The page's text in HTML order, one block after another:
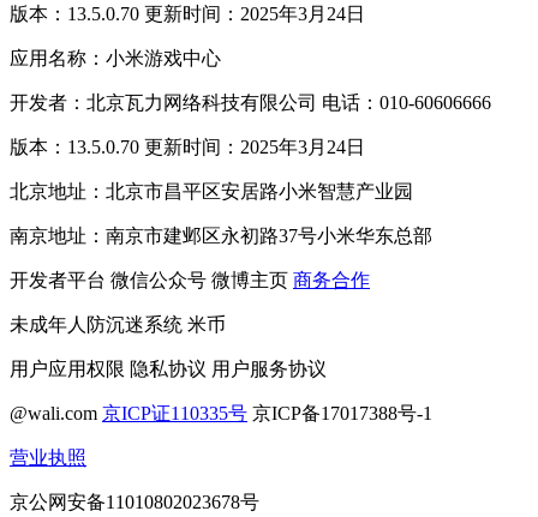
版本：13.5.0.70 更新时间：2025年3月24日
应用名称：小米游戏中心
开发者：北京瓦力网络科技有限公司 电话：010-60606666
版本：13.5.0.70 更新时间：2025年3月24日
北京地址：北京市昌平区安居路小米智慧产业园
南京地址：南京市建邺区永初路37号小米华东总部
开发者平台 微信公众号 微博主页 商务合作
未成年人防沉迷系统 米币
用户应用权限 隐私协议 用户服务协议
@wali.com 京ICP证110335号 京ICP备17017388号-1
营业执照
京公网安备11010802023678号